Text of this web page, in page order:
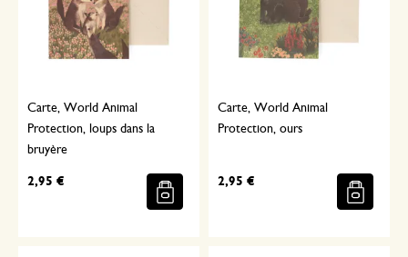
Carte, World Animal
Protection, loups dans la
bruyère
2,95 €
Carte, World Animal
Protection, ours
2,95 €